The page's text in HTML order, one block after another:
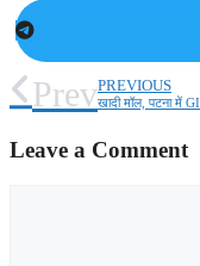
PrevPREVIOUS
Leave a Comment